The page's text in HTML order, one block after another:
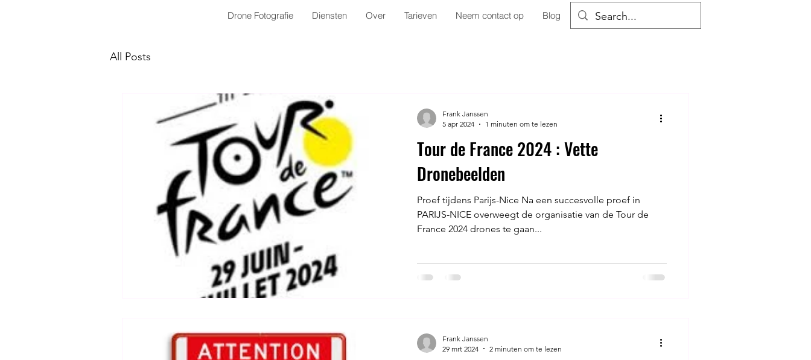
Drone Fotografie Diensten Over Tarieven Neem contact op Blog
All Posts
Tour de France 2024 : Vette
Dronebeelden
Proef tijdens Parijs-Nice Na een succesvolle proef in
PARIJS-NICE overweegt de organisatie van de Tour de
France 2024 drones te gaan...
Frank Janssen
5 apr 2024
1 minuten om te lezen
Frank Janssen
29 mrt 2024
2 minuten om te lezen